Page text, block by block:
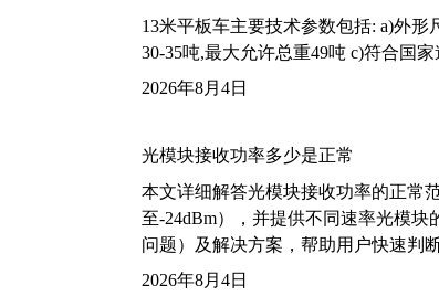
13米平板车主要技术参数包括: a)外形
30-35吨,最大允许总重49吨 c)符合国
2026年8月4日
光模块接收功率多少是正常
本文详细解答光模块接收功率的正常
至-24dBm），并提供不同速率光模
问题）及解决方案，帮助用户快速判
2026年8月4日